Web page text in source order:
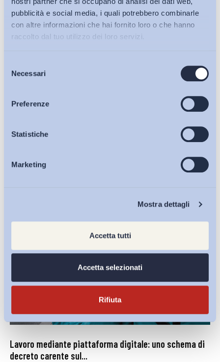
pubblicità e social media, i quali potrebbero combinarle
con altre informazioni che hai fornito loro o che hanno
raccolto dal tuo utilizzo dei loro servizi.
delNecessari
Preferenze
Statistiche
Marketing
Mostra dettagli
Accetta tutti
Accetta selezionati
Rifiuta
Bollettini ADAPT
Articoli
Osservatori
Eventi
Scarica il PDF
Ultimi Interventi
Lavoro mediante piattaforma digitale: uno schema di
decreto carente sul...